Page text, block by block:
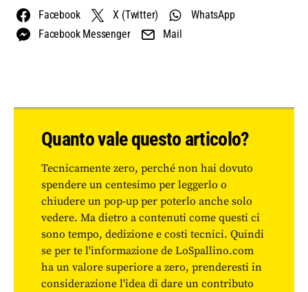
Facebook X (Twitter)
WhatsApp
Facebook Messenger
Mail
Quanto vale questo articolo?
Tecnicamente zero, perché non hai dovuto
spendere un centesimo per leggerlo o
chiudere un pop-up per poterlo anche solo
vedere. Ma dietro a contenuti come questi ci
sono tempo, dedizione e costi tecnici. Quindi
se per te l'informazione de LoSpallino.com
ha un valore superiore a zero, prenderesti in
considerazione l'idea di dare un contributo